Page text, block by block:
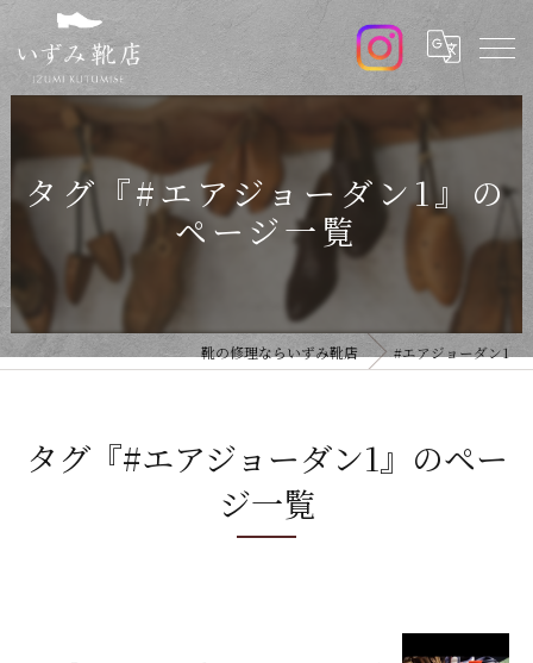
タグ『#エアジョーダン1』の
ページ一覧
靴の修理ならいずみ靴店 #エアジョーダン1
タグ『#エアジョーダン1』のペー
ジ一覧